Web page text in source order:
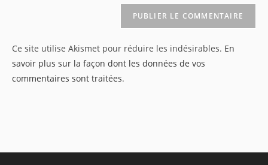
(facultatif)
Ce site utilise Akismet pour réduire les indésirables. En
savoir plus sur la façon dont les données de vos
commentaires sont traitées.